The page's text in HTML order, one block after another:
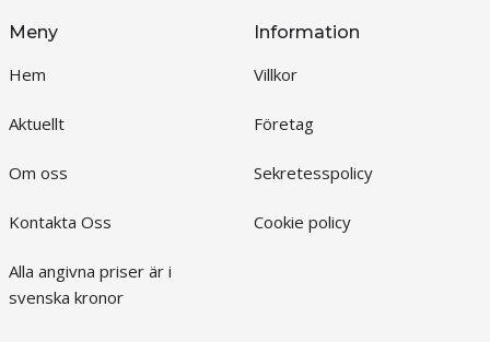
Meny
Hem
Aktuellt
Om oss
Kontakta Oss
Alla angivna priser är i
svenska kronor
Information
Villkor
Företag
Sekretesspolicy
Cookie policy